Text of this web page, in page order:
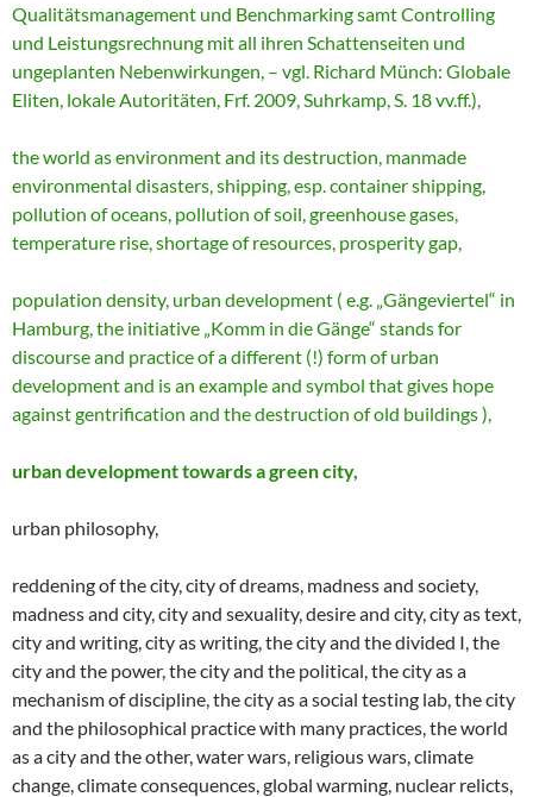
Qualitätsmanagement und Benchmarking samt Controlling
und Leistungsrechnung mit all ihren Schattenseiten und
ungeplanten Nebenwirkungen, – vgl. Richard Münch: Globale
Eliten, lokale Autoritäten, Frf. 2009, Suhrkamp, S. 18 vv.ff.),
the world as environment and its destruction, manmade
environmental disasters, shipping, esp. container shipping,
pollution of oceans, pollution of soil, greenhouse gases,
temperature rise, shortage of resources, prosperity gap,
population density, urban development ( e.g. „Gängeviertel“ in
Hamburg, the initiative „Komm in die Gänge“ stands for
discourse and practice of a different (!) form of urban
development and is an example and symbol that gives hope
against gentrification and the destruction of old buildings ),
urban development towards a green city,
urban philosophy,
reddening of the city, city of dreams, madness and society,
madness and city, city and sexuality, desire and city, city as text,
city and writing, city as writing, the city and the divided I, the
city and the power, the city and the political, the city as a
mechanism of discipline, the city as a social testing lab, the city
and the philosophical practice with many practices, the world
as a city and the other, water wars, religious wars, climate
change, climate consequences, global warming, nuclear relicts,